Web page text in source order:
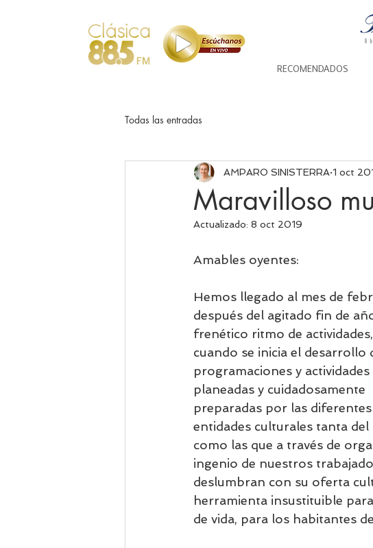
RECOMENDADOS
Todas las entradas
Maravilloso
AMPARO SINISTERRA 1 oct
Actualizado: 8 oct 2019
Amables oyentes:
Hemos llegado al mes de
después del agitado fin de
frenético ritmo de
cuando se inicia el desarrollo
programaciones y actividades
planeadas y cuidadosamente
preparadas por las diferentes
entidades culturales tanta
como las que a través de
ingenio de nuestros
deslumbran con su oferta
herramienta insustituible
de vida, para los habitantes